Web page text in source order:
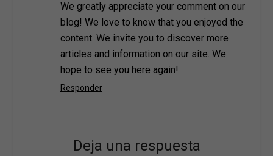
We greatly appreciate your comment on our
blog! We love to know that you enjoyed the
content. We invite you to discover more
articles and information on our site. We
hope to see you here again!
Responder
Deja una respuesta